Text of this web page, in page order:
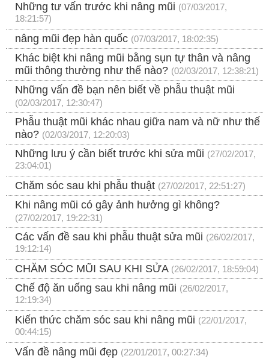
Những tư vấn trước khi nâng mũi (07/03/2017,
18:21:57)
nâng mũi đẹp hàn quốc (07/03/2017, 18:02:35)
Khác biệt khi nâng mũi bằng sụn tự thân và nâng
mũi thông thường như thế nào? (02/03/2017, 12:38:21)
Những vấn đề bạn nên biết về phẫu thuật mũi
(02/03/2017, 12:30:47)
Phẫu thuật mũi khác nhau giữa nam và nữ như thế
nào? (02/03/2017, 12:20:03)
Những lưu ý cần biết trước khi sửa mũi (27/02/2017,
23:04:01)
Chăm sóc sau khi phẫu thuật (27/02/2017, 22:51:27)
Khi nâng mũi có gây ảnh hưởng gì không?
(27/02/2017, 19:22:31)
Các vấn đề sau khi phẫu thuật sửa mũi (26/02/2017,
19:12:14)
CHĂM SÓC MŨI SAU KHI SỬA (26/02/2017, 18:59:04)
Chế độ ăn uống sau khi nâng mũi (26/02/2017,
12:19:34)
Kiến thức chăm sóc sau khi nâng mũi (22/01/2017,
00:44:15)
Vấn đề nâng mũi đẹp (22/01/2017, 00:27:34)